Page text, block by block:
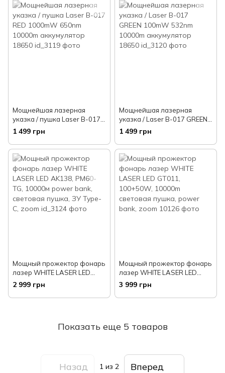
Мощнейшая лазерная
указка / пушка Laser B-017
RED 1000mW 650nm 10000m
аккумулятор 18650
1 499 грн
Мощнейшая лазерная
указка / Laser B-017 GREEN
100mW 532nm 10000m
аккумулятор 18650
1 499 грн
Мощный прожектор фонарь
лазер WHITE LASER LED
AK138, PM60-TG, 10000м
power bank, световая
пушка, ЗУ Type-C, zoom
2 999 грн
Мощный прожектор фонарь
лазер WHITE LASER LED
GT011, 100+50W, 10000m
световая пушка, power
bank, zoom
3 999 грн
Показать еще 5 товаров
Назад 1 из 2 Вперед